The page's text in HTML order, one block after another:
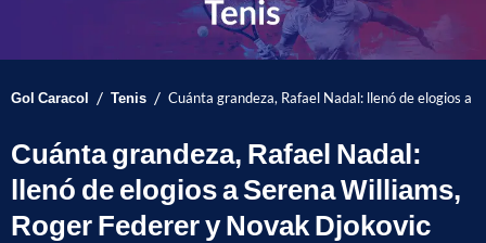
Gol Caracol / Tenis / Cuánta grandeza, Rafael Nadal: llenó de elogios a
Cuánta grandeza, Rafael Nadal:
llenó de elogios a Serena Williams,
Roger Federer y Novak Djokovic